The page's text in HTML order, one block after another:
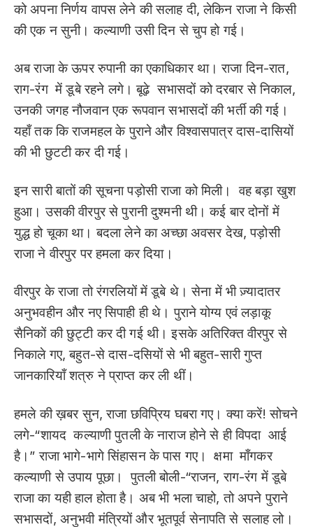
को अपना निर्णय वापस लेने की सलाह दी, लेकिन राजा ने किसी
की एक न सुनी। कल्याणी उसी दिन से चुप हो गई।
अब राजा के ऊपर रुपानी का एकाधिकार था। राजा दिन-रात,
राग-रंग में डूबे रहने लगे। बूढ़े सभासदों को दरबार से निकाल,
उनकी जगह नौजवान एक रूपवान सभासदों की भर्ती की गई।
यहाँ तक कि राजमहल के पुराने और विश्वासपात्र दास-दासियों
की भी छुटटी कर दी गई।
इन सारी बातों की सूचना पड़ोसी राजा को मिली। वह बड़ा खुश
हुआ। उसकी वीरपुर से पुरानी दुश्मनी थी। कई बार दोनों में
युद्ध हो चूका था। बदला लेने का अच्छा अवसर देख, पड़ोसी
राजा ने वीरपुर पर हमला कर दिया।
वीरपुर के राजा तो रंगरलियों में डूबे थे। सेना में भी ज़्यादातर
अनुभवहीन और नए सिपाही ही थे। पुराने योग्य एवं लड़ाकू
सैनिकों की छुट्टी कर दी गई थी। इसके अतिरिक्त वीरपुर से
निकाले गए, बहुत-से दास-दसियों से भी बहुत-सारी गुप्त
जानकारियाँ शत्रु ने प्राप्त कर ली थीं।
हमले की ख़बर सुन, राजा छविप्रिय घबरा गए। क्या करें! सोचने
लगे-“शायद कल्याणी पुतली के नाराज होने से ही विपदा आई
है।” राजा भागे-भागे सिंहासन के पास गए। क्षमा माँगकर
कल्याणी से उपाय पूछा। पुतली बोली-“राजन, राग-रंग में डूबे
राजा का यही हाल होता है। अब भी भला चाहो, तो अपने पुराने
सभासदों, अनुभवी मंत्रियों और भूतपूर्व सेनापति से सलाह लो।